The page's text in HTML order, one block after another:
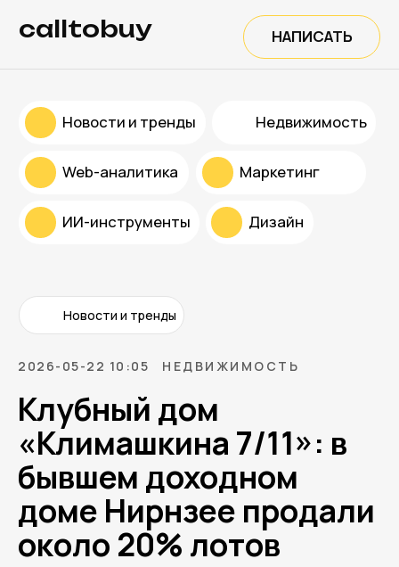
НАПИСАТЬ
calltobuy
Дизайн
Web-аналитика Маркетинг
ИИ-инструменты
Новости и тренды
2026-05-22 10:05 НЕДВИЖИМОСТЬ
Клубный дом
«Климашкина 7/11»: в
бывшем доходном
доме Нирнзее продали
около 20% лотов